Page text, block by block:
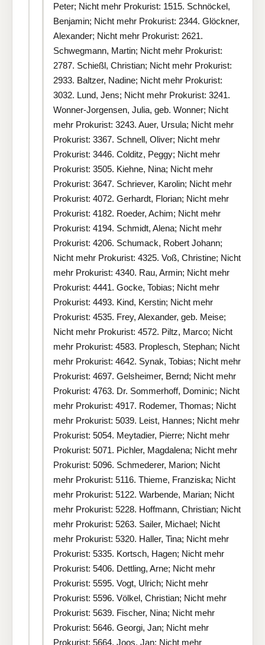
Peter; Nicht mehr Prokurist: 1515. Schnöckel,
Benjamin; Nicht mehr Prokurist: 2344. Glöckner,
Alexander; Nicht mehr Prokurist: 2621.
Schwegmann, Martin; Nicht mehr Prokurist:
2787. Schießl, Christian; Nicht mehr Prokurist:
2933. Baltzer, Nadine; Nicht mehr Prokurist:
3032. Lund, Jens; Nicht mehr Prokurist: 3241.
Wonner-Jorgensen, Julia, geb. Wonner; Nicht
mehr Prokurist: 3243. Auer, Ursula; Nicht mehr
Prokurist: 3367. Schnell, Oliver; Nicht mehr
Prokurist: 3446. Colditz, Peggy; Nicht mehr
Prokurist: 3505. Kiehne, Nina; Nicht mehr
Prokurist: 3647. Schriever, Karolin; Nicht mehr
Prokurist: 4072. Gerhardt, Florian; Nicht mehr
Prokurist: 4182. Roeder, Achim; Nicht mehr
Prokurist: 4194. Schmidt, Alena; Nicht mehr
Prokurist: 4206. Schumack, Robert Johann;
Nicht mehr Prokurist: 4325. Voß, Christine; Nicht
mehr Prokurist: 4340. Rau, Armin; Nicht mehr
Prokurist: 4441. Gocke, Tobias; Nicht mehr
Prokurist: 4493. Kind, Kerstin; Nicht mehr
Prokurist: 4535. Frey, Alexander, geb. Meise;
Nicht mehr Prokurist: 4572. Piltz, Marco; Nicht
mehr Prokurist: 4583. Proplesch, Stephan; Nicht
mehr Prokurist: 4642. Synak, Tobias; Nicht mehr
Prokurist: 4697. Gelsheimer, Bernd; Nicht mehr
Prokurist: 4763. Dr. Sommerhoff, Dominic; Nicht
mehr Prokurist: 4917. Rodemer, Thomas; Nicht
mehr Prokurist: 5039. Leist, Hannes; Nicht mehr
Prokurist: 5054. Meytadier, Pierre; Nicht mehr
Prokurist: 5071. Pichler, Magdalena; Nicht mehr
Prokurist: 5096. Schmederer, Marion; Nicht
mehr Prokurist: 5116. Thieme, Franziska; Nicht
mehr Prokurist: 5122. Warbende, Marian; Nicht
mehr Prokurist: 5228. Hoffmann, Christian; Nicht
mehr Prokurist: 5263. Sailer, Michael; Nicht
mehr Prokurist: 5320. Haller, Tina; Nicht mehr
Prokurist: 5335. Kortsch, Hagen; Nicht mehr
Prokurist: 5406. Dettling, Arne; Nicht mehr
Prokurist: 5595. Vogt, Ulrich; Nicht mehr
Prokurist: 5596. Völkel, Christian; Nicht mehr
Prokurist: 5639. Fischer, Nina; Nicht mehr
Prokurist: 5646. Georgi, Jan; Nicht mehr
Prokurist: 5664. Joos, Jan; Nicht mehr